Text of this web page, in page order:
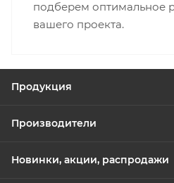
подберем оптимальное
вашего проекта.
Продукция
Производители
Новинки, акции, распродажи